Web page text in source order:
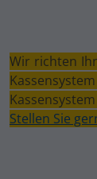
Wir richten
Stellen Sie